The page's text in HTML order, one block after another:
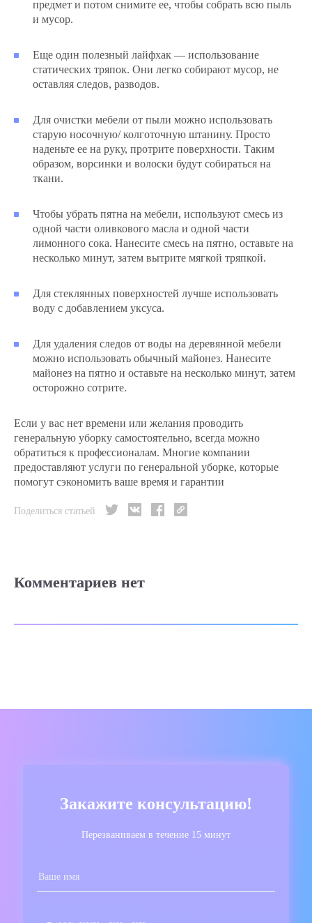
предмет и потом снимите ее, чтобы собрать всю пыль
и мусор.
Еще один полезный лайфхак — использование
статических тряпок. Они легко собирают мусор, не
оставляя следов, разводов.
Для очистки мебели от пыли можно использовать
старую носочную/ колготочную штанину. Просто
наденьте ее на руку, протрите поверхности. Таким
образом, ворсинки и волоски будут собираться на
ткани.
Чтобы убрать пятна на мебели, используют смесь из
одной части оливкового масла и одной части
лимонного сока. Нанесите смесь на пятно, оставьте на
несколько минут, затем вытрите мягкой тряпкой.
Для стеклянных поверхностей лучше использовать
воду с добавлением уксуса.
Для удаления следов от воды на деревянной мебели
можно использовать обычный майонез. Нанесите
майонез на пятно и оставьте на несколько минут, затем
осторожно сотрите.
Если у вас нет времени или желания проводить
генеральную уборку самостоятельно, всегда можно
обратиться к профессионалам. Многие компании
предоставляют услуги по генеральной уборке, которые
помогут сэкономить ваше время и гарантии
Поделиться статьей
Комментариев нет
Закажите консультацию!
Перезваниваем в течение 15 минут